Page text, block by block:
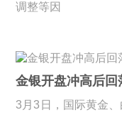
调整等因
金银开盘冲高后
3月3日，国际黄金